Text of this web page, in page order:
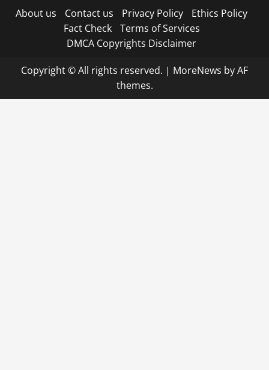
About us Contact us Privacy Policy
Ethics Policy
Fact Check
Terms of Services
DMCA Copyrights Disclaimer
Copyright © All rights reserved. | MoreNews by AF
themes.